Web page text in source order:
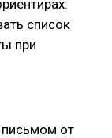
список
при
от